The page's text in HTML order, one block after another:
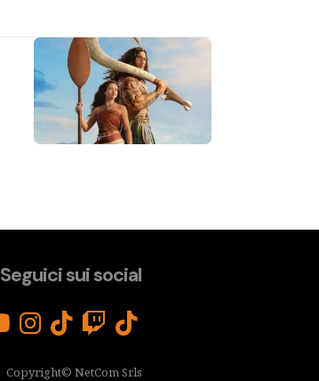
Seguici sui social
Copyright© NetCom Srls